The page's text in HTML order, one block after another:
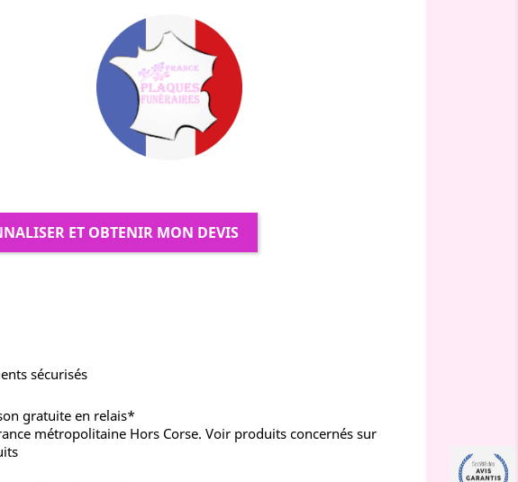
ET OBTENIR MON DEVIS
sécurisés
gratuite en relais*
métropolitaine Hors Corse. Voir produits concernés sur